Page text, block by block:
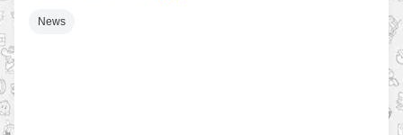
News